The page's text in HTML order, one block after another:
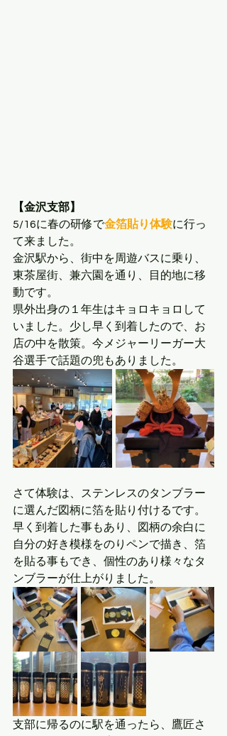
【金沢支部】
5/16に春の研修で金箔貼り体験に行っ
て来ました。
金沢駅から、街中を周遊バスに乗り、
東茶屋街、兼六園を通り、目的地に移
動です。
県外出身の１年生はキョロキョロして
いました。少し早く到着したので、お
店の中を散策。今メジャーリーガー大
谷選手で話題の兜もありました。
さて体験は、ステンレスのタンブラー
に選んだ図柄に箔を貼り付けるです。
早く到着した事もあり、図柄の余白に
自分の好き模様をのりペンで描き、箔
を貼る事もでき、個性のあり様々なタ
ンブラーが仕上がりました。
支部に帰るのに駅を通ったら、鷹匠さ